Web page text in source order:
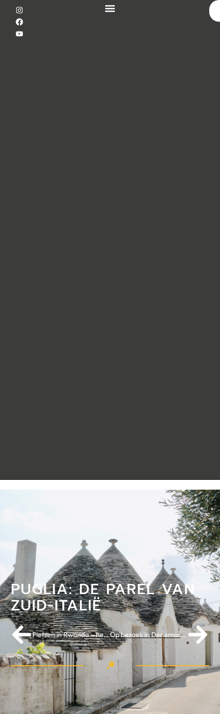
PUGLIA: DE PAREL VAN
ZUID-ITALIË
Fietsen in Rwanda – het WK gaat de deuren openen Op bezoek in Denemarken: gastheer van de Tour 2022